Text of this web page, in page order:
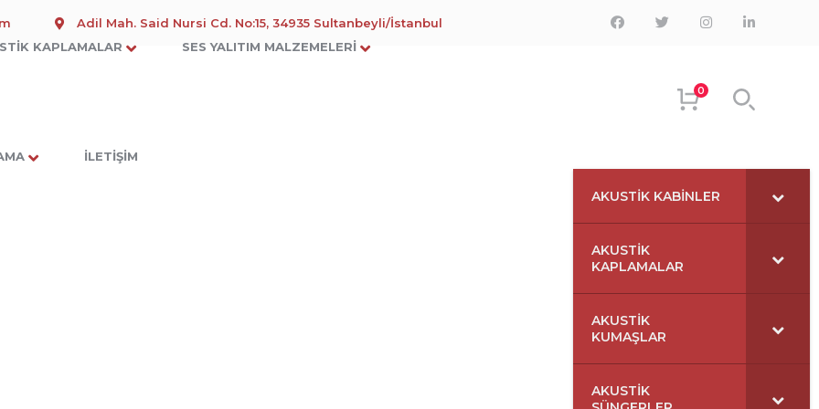
Adil Mah. Said Nursi Cd. No:15, 34935 Sultanbeyli/İstanbul
FacebookTwitterInstagramLinkedIn
KAPLAMALAR SES YALITIM MALZEMELERI
İLETIŞIM
0
AKUSTIK KABINLER
AKUSTIK
KAPLAMALAR
AKUSTIK
KUMAŞLAR
AKUSTIK